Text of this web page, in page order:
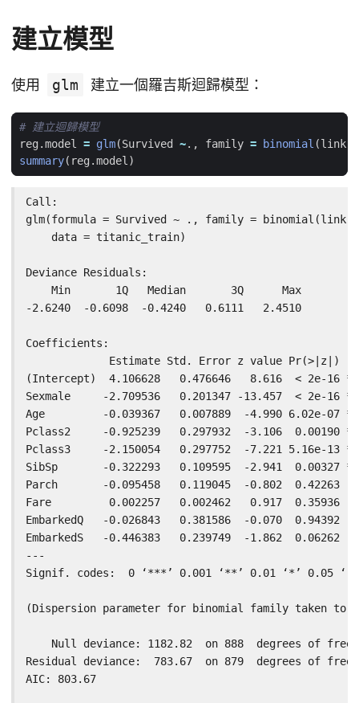
建立模型
使用 glm 建立一個羅吉斯迴歸模型：
# 建立迴歸模型
reg.model = glm(Survived ~., family = binomial (link
summary( reg.model)
Call:
glm(formula = Survived ~ ., family =
    data = titanic_train)
Deviance Residuals:
    Min       1Q   Median       3Q      Max
-2.6240  -0.6098  -0.4240   0.6111   2.4510
Coefficients:
             Estimate Std. Error z value Pr(>|z|)
(Intercept)  4.106628   0.476646   8.616  < 2e-16
Sexmale     -2.709536   0.201347 -13.457  < 2e-16
Age         -0.039367   0.007889  -4.990 6.02e-07
Pclass2     -0.925239   0.297932  -3.106  0.00190 **
Pclass3     -2.150054   0.297752  -7.221 5.16e-13
SibSp       -0.322293   0.109595  -2.941  0.00327 **
Parch       -0.095458   0.119045  -0.802  0.42263
Fare         0.002257   0.002462   0.917  0.35936
EmbarkedQ   -0.026843   0.381586  -0.070  0.94392
EmbarkedS   -0.446383   0.239749  -1.862  0.06262 .
---
Signif. codes:  0 ‘***’ 0.001 ‘**’ 0.01 ‘*’ 0.05
(Dispersion parameter for binomial family taken to
Null deviance: 1182.82  on 888  degrees of
Residual deviance:  783.67  on 879  degrees of
AIC: 803.67